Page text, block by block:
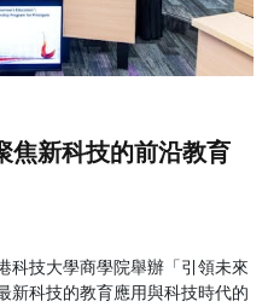
焦新科技的前沿教育
科技大學商學院舉辦「引領未來
新科技的教育應用與科技時代的